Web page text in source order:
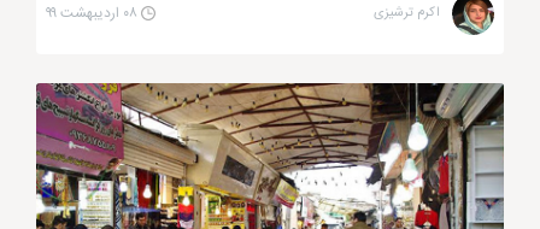
مرکز خرید اطلس مشهد بهترین مکان تهیه
جهیزیه
اکرم ترشیزی ۰۸ اردیبهشت ۹۹